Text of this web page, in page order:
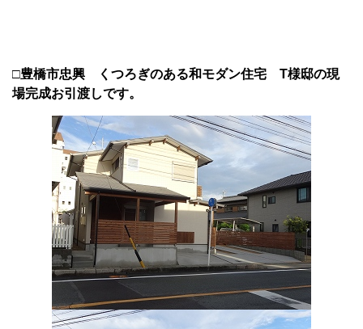
□豊橋市忠興 くつろぎのある和モダン住宅 T様邸の現
場完成お引渡しです。